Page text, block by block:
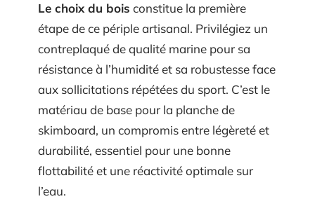
Le choix du bois constitue la première
étape de ce périple artisanal. Privilégiez un
contreplaqué de qualité marine pour sa
résistance à l’humidité et sa robustesse face
aux sollicitations répétées du sport. C’est le
matériau de base pour la planche de
skimboard, un compromis entre légèreté et
durabilité, essentiel pour une bonne
flottabilité et une réactivité optimale sur
l’eau.